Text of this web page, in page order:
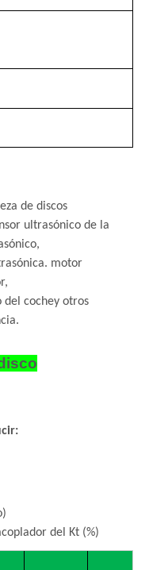
de discos
ultrasónico de la
motor
del cochey otros
del Kt (%)